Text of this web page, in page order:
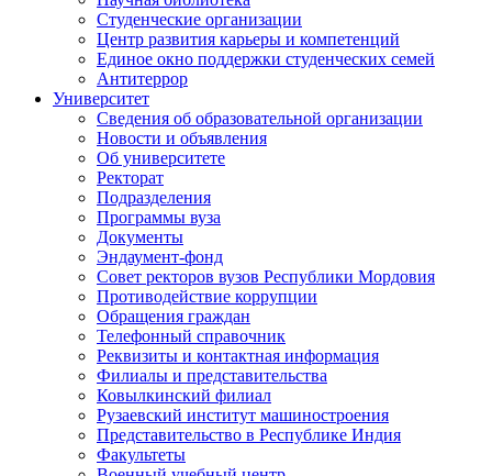
Студенческие организации
Центр развития карьеры и компетенций
Единое окно поддержки студенческих семей
Антитеррор
Университет
Сведения об образовательной организации
Новости и объявления
Об университете
Ректорат
Подразделения
Программы вуза
Документы
Эндаумент-фонд
Совет ректоров вузов Республики Мордовия
Противодействие коррупции
Обращения граждан
Телефонный справочник
Реквизиты и контактная информация
Филиалы и представительства
Ковылкинский филиал
Рузаевский институт машиностроения
Представительство в Республике Индия
Факультеты